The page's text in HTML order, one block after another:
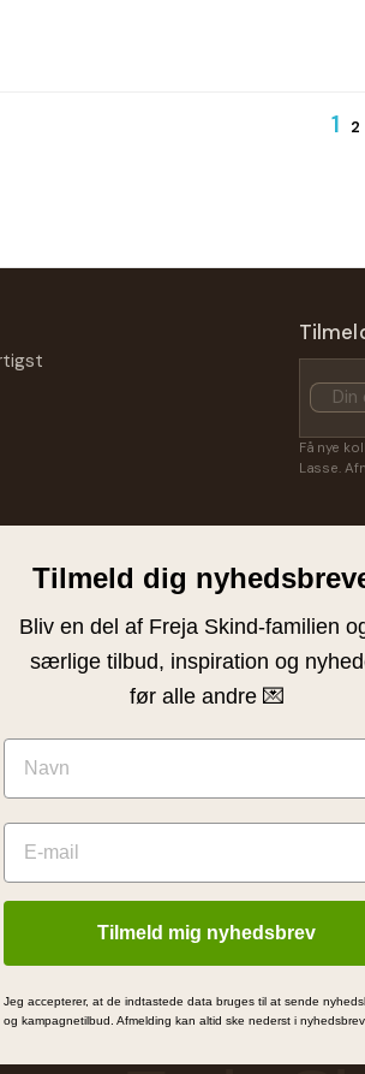
1 2
Få nye
Lasse.
Nyheder
Dame
Tasker
Handsker
KUNDESERVICE
Kontakt
Fragtpriser
Retur eller
Sitemap
CookiesMADE BY
Tilmeld dig
Bliv en del af Freja Skind-familien
særlige tilbud, inspiration og
før alle andre 💌
Tilmeld mig nyhedsbrev
Jeg accepterer, at de indtastede data bruges til at sende
og kampagnetilbud. Afmelding kan altid ske nederst i